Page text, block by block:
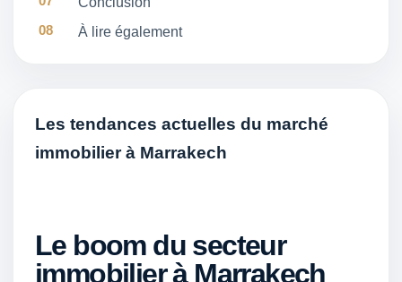
À lire également
Les tendances actuelles du marché
immobilier à Marrakech
Le boom du secteur
immobilier à Marrakech